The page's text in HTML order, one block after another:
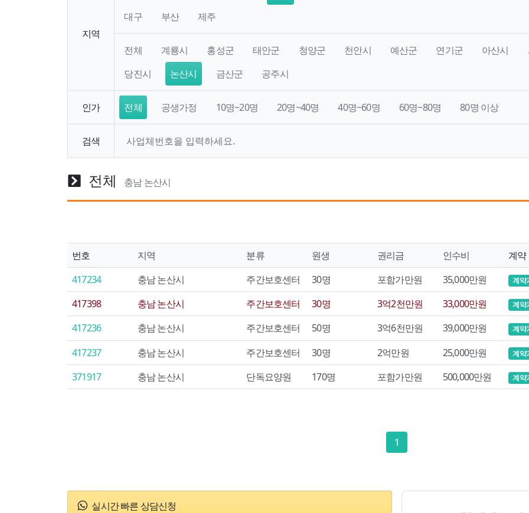
지역
대구
부산 제주
전체 계룡시 홍성군 태안군 청양군 천안시 예산군 연기군 아산시
당진시
논산시 금산군 공주시
인가 전체 공생가정 10명~20명 20명~40명 40명~60명 60명~80명 80명 이상
검색
실시간 빠른 상담신청
전체 충남 논산시
번호 지역 분류 원생 권리금 인수비
계약
417234
충남 논산시 주간보호센터 30명 포함가만원 35,000만원 계약
417398 충남 논산시 주간보호센터 30명 3억2천만원 33,000만원 계약
417236 충남 논산시 주간보호센터 50명 3억6천만원 39,000만원 계약
417237 충남 논산시 주간보호센터 30명 2억만원 25,000만원 계약
371917 충남 논산시 단독요양원 170명 포함가만원 500,000만원 계약
1